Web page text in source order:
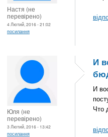
Настя (не
перевірено)
4 Лютий, 2016 - 21:02
посилання
Юля (не
перевірено)
3 Лютий, 2016 - 13:42
посилання
И
И
Что